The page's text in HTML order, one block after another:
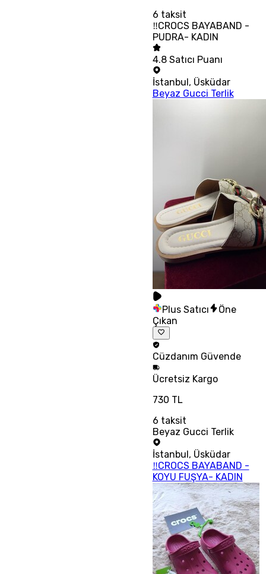
6 taksit
‼CROCS BAYABAND -
PUDRA- KADIN
4.8 Satıcı Puanı
İstanbul, Üsküdar
Beyaz Gucci Terlik
Plus Satıcı
Öne
Çıkan
Cüzdanım Güvende
Ücretsiz Kargo
730 TL
6 taksit
Beyaz Gucci Terlik
İstanbul , Üsküdar
‼CROCS BAYABAND -
KOYU FUŞYA- KADIN